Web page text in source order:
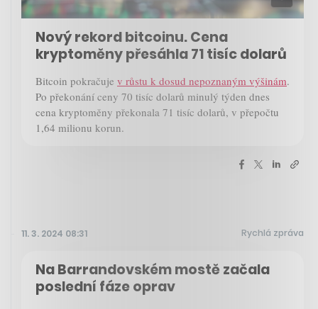
Nový rekord bitcoinu. Cena
kryptoměny přesáhla 71 tisíc dolarů
Bitcoin pokračuje v růstu k dosud nepoznaným výšinám.
Po překonání ceny 70 tisíc dolarů minulý týden dnes
cena kryptoměny překonala 71 tisíc dolarů, v přepočtu
1,64 milionu korun.
11. 3. 2024 08:31 Rychlá zpráva
Na Barrandovském mostě začala
poslední fáze oprav